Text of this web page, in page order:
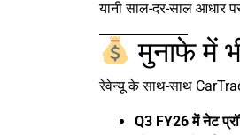
यानी साल-दर-साल आधार
मुनाफे में
रेवेन्यू के साथ-साथ
Q3 FY26 में नेट